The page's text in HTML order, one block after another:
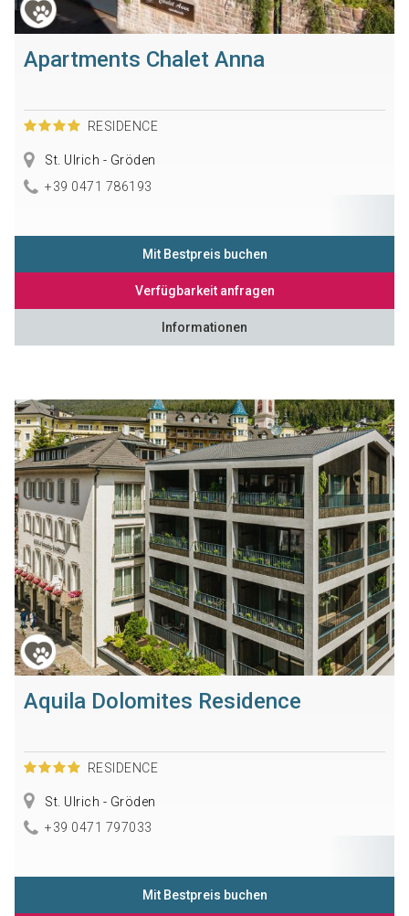
Apartments Chalet Anna
RESIDENCE
St. Ulrich - Gröden
+39 0471 786193
Mit Bestpreis buchen
Verfügbarkeit anfragen
Informationen
Aquila Dolomites Residence
RESIDENCE
St. Ulrich - Gröden
+39 0471 797033
Mit Bestpreis buchen